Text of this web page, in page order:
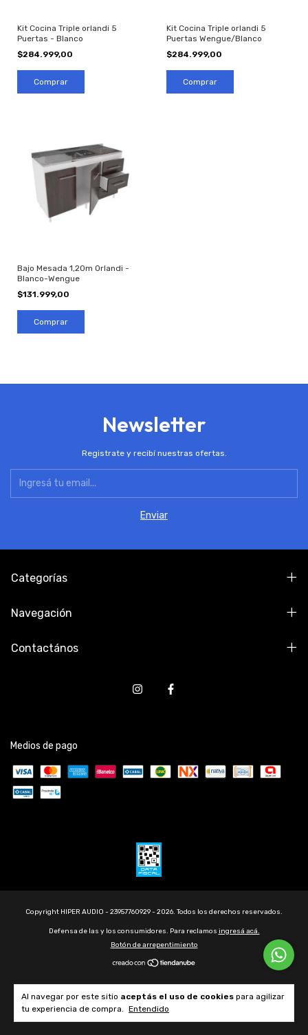
Al navegar por este sitio aceptás el uso de cookies para agilizar
tu experiencia de compra. Entendido
Kit Cocina Triple orlandi 5
Puertas - Blanco
$284.999,00
Kit Cocina Triple orlandi 5
Puertas Wengue/Blanco
$284.999,00
Bajo Mesada 1,20m Orlandi -
Blanco-Wengue
$131.999,00
Comprar
Newsletter
Registrate y recibí nuestras ofertas.
Categorías
Navegación
Contactános
Medios de pago
Copyright HIPER AUDIO - 23957760929 - 2026. Todos los derechos reservados.
Defensa de las y los consumidores. Para reclamos ingresá acá.
Botón de arrepentimiento